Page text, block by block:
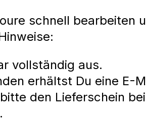
schnell bearbeiten
vollständig aus.
erhältst Du eine E-
den Lieferschein